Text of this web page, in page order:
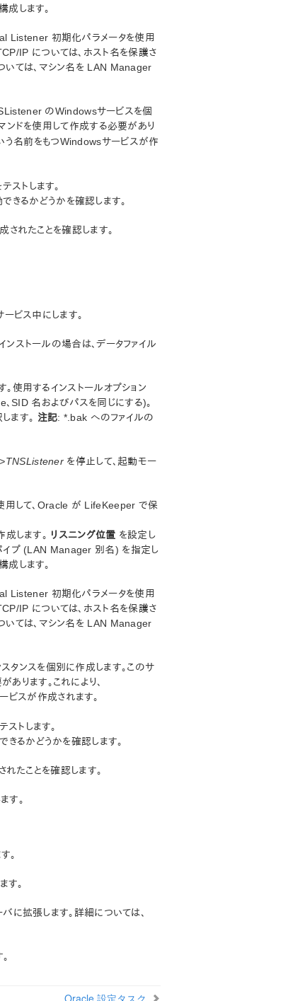
成します。
Listener 初期化パラメータを使用
IP については、ホスト名を保護さ
いては、マシン名を LAN Manager
のWindowsサービスを個
ンドを使用して作成する必要があり
う名前をもつWindowsサービスが作
ストします。
るかどうかを確認します。
れたことを確認します。
ビス中にします。
ストールの場合は、データファイル
使用するインストールオプション
SID 名およびパスを同じにする)。
ます。 注記: *.bak へのファイルの
を停止して、起動モー
用して、Oracle が LifeKeeper で保
します。 リスニング位置 を設定し
イプ (LAN Manager 別名) を指定し
成します。
Listener 初期化パラメータを使用
IP については、ホスト名を保護さ
いては、マシン名を LAN Manager
スタンスを個別に作成します。このサ
ります。これにより、
ビスが作成されます。
トします。
るかどうかを確認します。
たことを確認します。
す。
。
す。
に拡張します。詳細については、
Oracle 設定タスク